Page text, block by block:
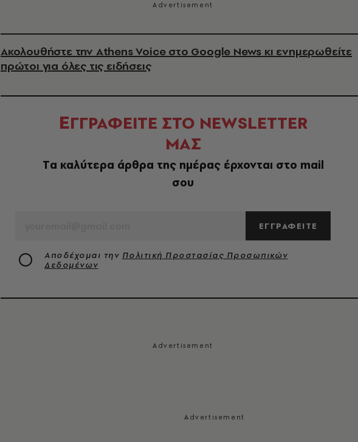
Ακολουθήστε την Athens Voice στο Google News κι ενημερωθείτε
πρώτοι για όλες τις ειδήσεις
ΕΓΓΡΑΦΕΙΤΕ ΣΤΟ NEWSLETTER
ΜΑΣ
Tα καλύτερα άρθρα της ημέρας έρχονται στο mail
σου
ΕΓΓΡΑΦΕΙΤΕ
Αποδέχομαι την Πολιτική Προστασίας Προσωπικών
Δεδομένων